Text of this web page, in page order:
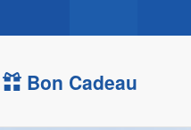
Bon Cadeau